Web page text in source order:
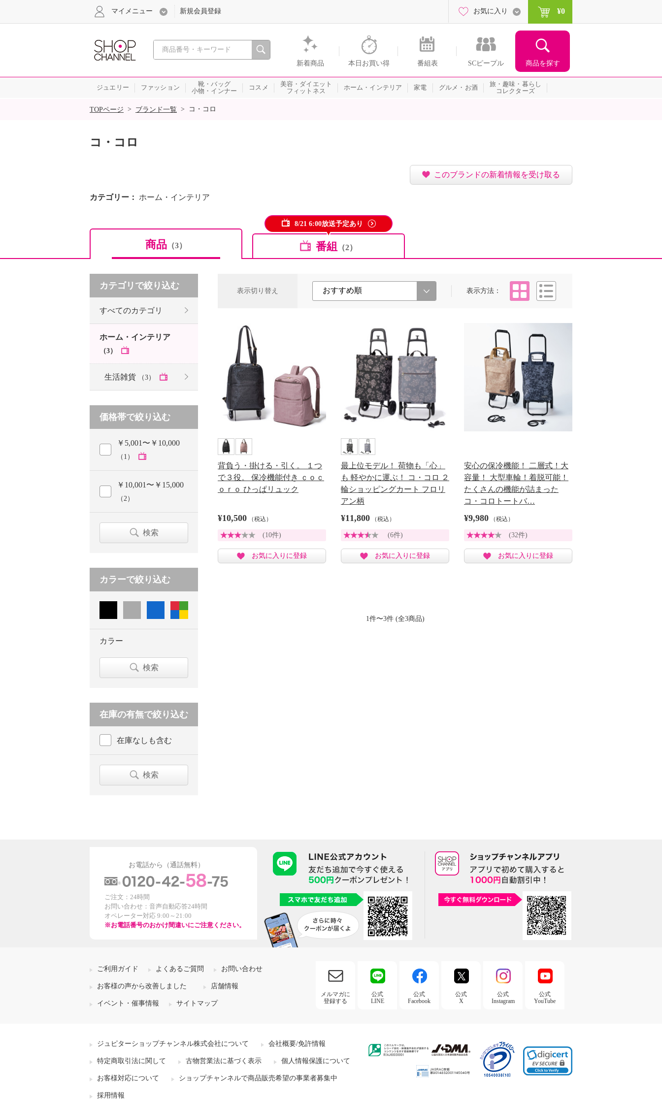
心おどる、瞬間を。通販・テレビショッピングのショップチャンネル
新着商品 本日お買い得 番組表 SCピープル 商品を探す
マイメニュー 新規会員登録 お気に入り ¥0
ジュエリー ファッション
靴・バッグ
小物・インナー
コスメ
美容・ダイエット
フィットネス
ホーム・インテリア 家電 グルメ・お酒
旅・趣味・暮らし
コレクターズ
SALE
TOPページ > ブランド一覧 > コ・コロ
コ・コロ
このブランドの新着情報を受け取る
カテゴリー ホーム・インテリア
商品 （3） 番組 （2）
8/21 6:00放送予定あり
表示切り替え 表示方法
タイル
背負う・掛ける・引く。 １つ
で３役。 保冷機能付き ｃｏｃ
ｏｒｏ ひっぱリュック
¥10,500 （税込）
(10件)
お気に入りに登録
最上位モデル！ 荷物も「心」
も 軽やかに運ぶ！ コ・コロ ２
輪ショッピングカート フロリ
アン柄
¥11,800 （税込）
(6件)
お気に入りに登録
安心の保冷機能！ 二層式！大
容量！ 大型車輪！着脱可能！
たくさんの機能が詰まった
コ・コロトートバ…
¥9,980 （税込）
(32件)
お気に入りに登録
1件〜3件 (全3商品)
カテゴリで絞り込む
すべてのカテゴリ
ホーム・インテリア
（3）
生活雑貨 （3）
価格帯で絞り込む
￥5,001〜￥10,000
（1）
￥10,001〜￥15,000
（2）
検索
カラーで絞り込む
カラー
検索
在庫の有無で絞り込む
在庫なしも含む
検索
お電話から（通話無料）
ご注文：24時間
お問い合わせ：音声自動応答24時間
オペレーター対応 9:00～21:00
※お電話番号のおかけ間違いにご注意ください。
ご利用ガイド よくあるご質問 お問い合わせ
お客様の声から改善しました 店舗情報
イベント・催事情報 サイトマップ
メルマガに
登録する
公式
LINE
公式
Facebook
公式
X
公式
Instagram
公式
YouTube
ジュピターショップチャンネル株式会社について 会社概要/免許情報
特定商取引法に関して 古物営業法に基づく表示 個人情報保護について
お客様対応について ショップチャンネルで商品販売希望の事業者募集中
採用情報